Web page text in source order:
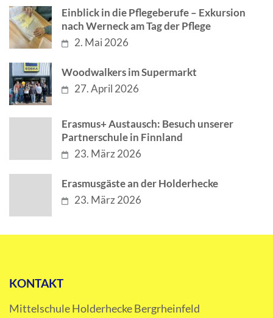
Einblick in die Pflegeberufe – Exkursion
nach Werneck am Tag der Pflege
2. Mai 2026
Woodwalkers im Supermarkt
27. April 2026
Erasmus+ Austausch: Besuch unserer
Partnerschule in Finnland
23. März 2026
Erasmusgäste an der Holderhecke
23. März 2026
KONTAKT
Mittelschule Holderhecke Bergrheinfeld